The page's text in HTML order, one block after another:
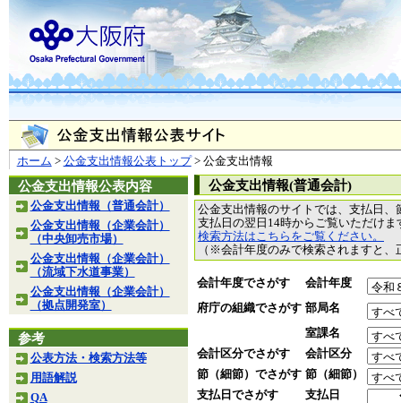
ホーム > 公金支出情報公表トップ> 公金支出情報
公金支出情報公表内容
公金支出情報（普通会計）
公金支出情報（企業会計）
（中央卸売市場）
公金支出情報（企業会計）
（流域下水道事業）
公金支出情報（企業会計）
（拠点開発室）
参考
公表方法・検索方法等
用語解説
QA
公金支出情報(普通会計)
公金支出情報のサイトでは、支払日
支払日の翌日14時からご覧いただけ
検索方法はこちらをご覧ください。
（※会計年度のみで検索されますと
会計年度でさがす
会計年度
府庁の組織でさがす 部局名
室課名
会計区分でさがす
会計区分
節（細節）でさがす 節（細節）
支払日でさがす
支払日